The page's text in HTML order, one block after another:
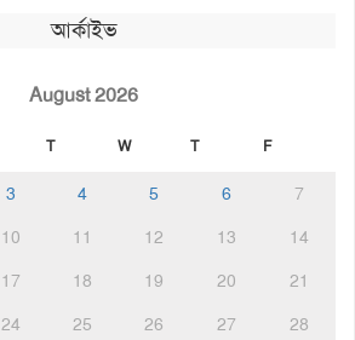
আর্কাইভ
August 2026
T W T F
3 4 5 6
7
10 11 12 13
14
17 18 19 20
21
24 25 26 27
28